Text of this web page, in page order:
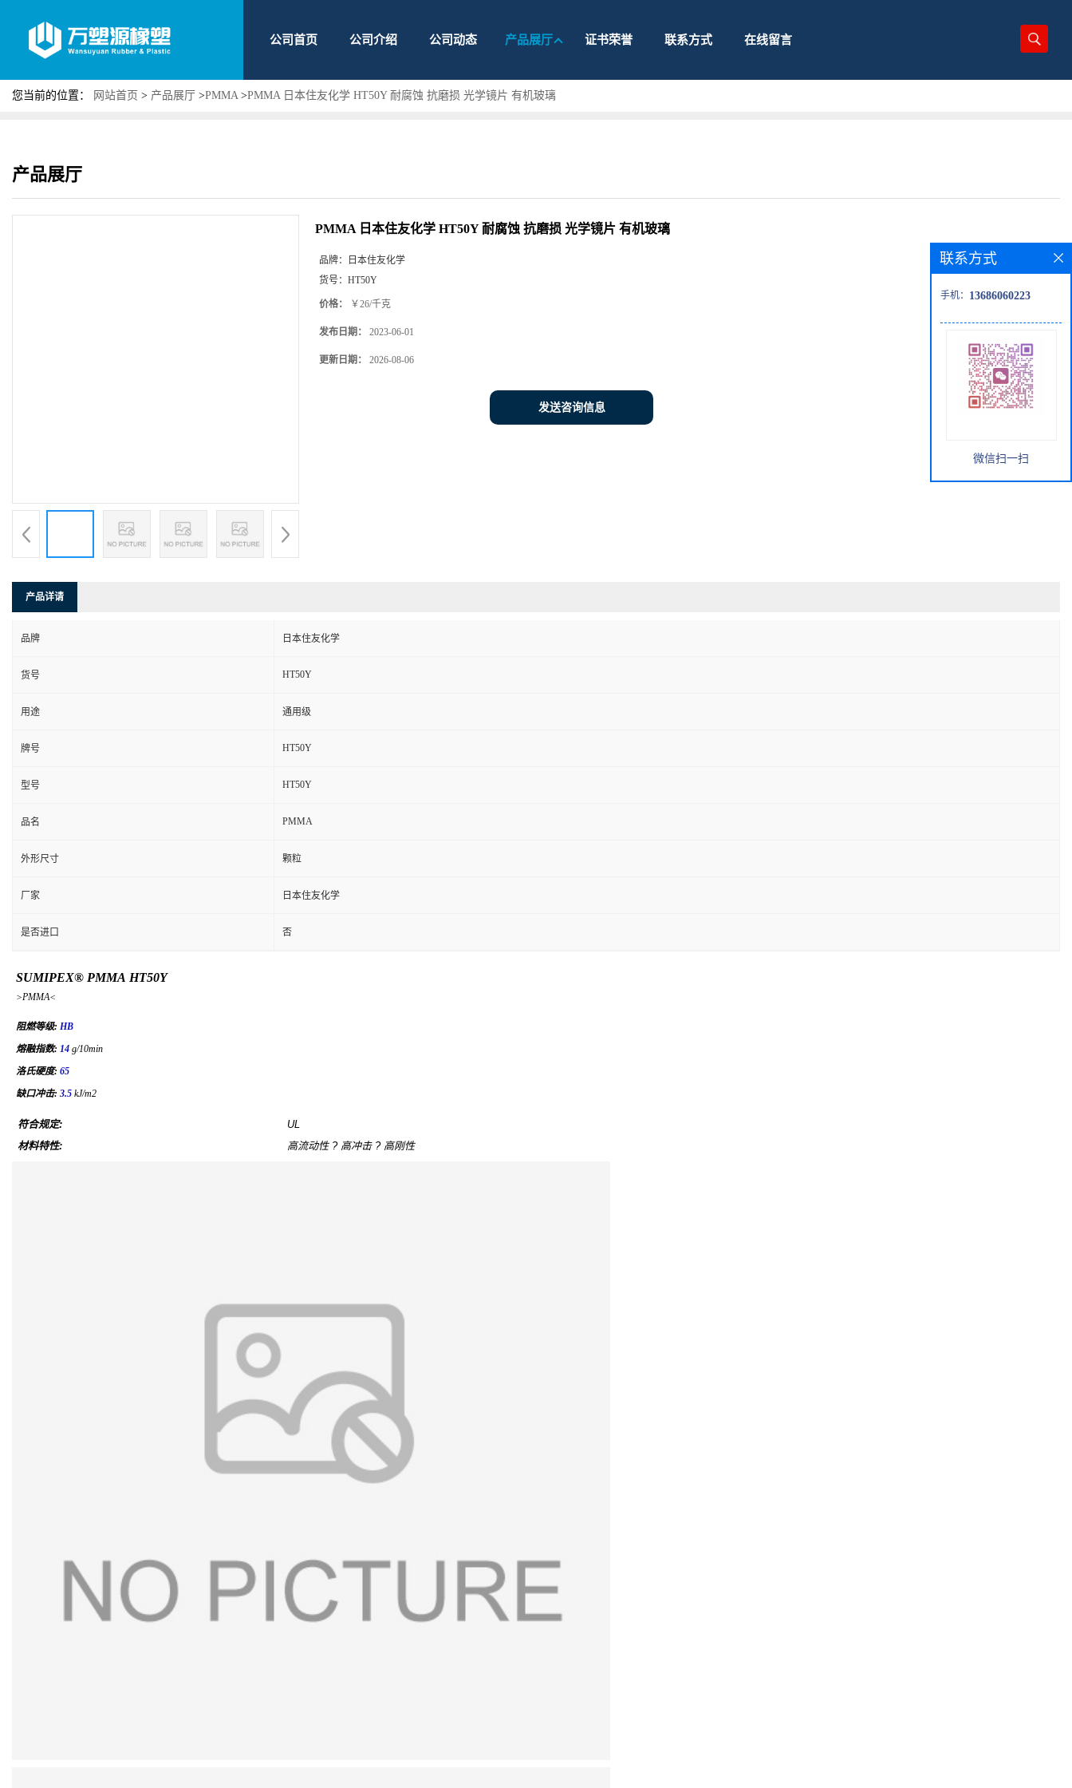
公司首页 公司介绍 公司动态 产品展厅 证书荣誉 联系方式 在线留言
您当前的位置： 网站首页 > 产品展厅 >PMMA>PMMA 日本住友化学 HT50Y 耐腐蚀 抗磨损 光学镜片 有机玻璃
产品展厅
PMMA 日本住友化学 HT50Y 耐腐蚀 抗磨损 光学镜片 有机玻璃
品牌：
日本住友化学
货号： HT50Y
价格： ￥26/千克
发布日期： 2023-06-01
更新日期： 2026-08-06
发送咨询信息
产品详请
品牌 日本住友化学
货号 HT50Y
用途 通用级
牌号 HT50Y
型号 HT50Y
品名 PMMA
外形尺寸 颗粒
厂家 日本住友化学
是否进口 否
SUMIPEX® PMMA HT50Y
>PMMA<
阻燃等级: HB
熔融指数: 14 g/10min
洛氏硬度: 65
缺口冲击: 3.5 kJ/m2
符合规定:
UL
材料特性:
高流动性 ? 高冲击 ? 高刚性
联系方式
手机： 13686060223
微信扫一扫